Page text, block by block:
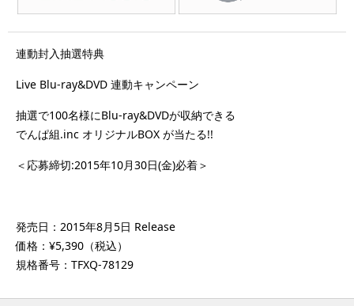
連動封入抽選特典
Live Blu-ray&DVD 連動キャンペーン
抽選で100名様にBlu-ray&DVDが収納できる
でんぱ組.inc オリジナルBOX が当たる!!
＜応募締切:2015年10月30日(金)必着＞
発売日：2015年8月5日 Release
価格：¥5,390（税込）
規格番号：TFXQ-78129